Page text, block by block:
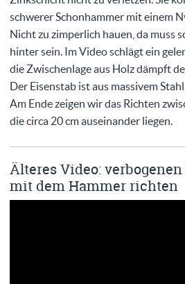
schwerer Schonhammer mit einem
Nicht zu zimperlich hauen, da muss
hinter sein. Im Video schlägt ein
die Zwischenlage aus Holz dämpft
Der Eisenstab ist aus massivem
Am Ende zeigen wir das Richten
die circa 20 cm auseinander liegen.
Älteres Video:
mit dem Hammer richten